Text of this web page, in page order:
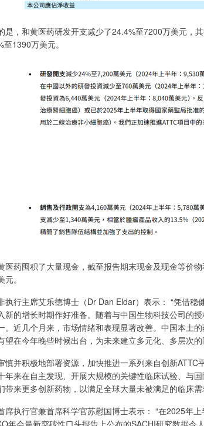
，和黄医药研发开支减少了24.4%至7200万美元，
1390万美元。
药囤积了大量现金，截至报告期末现金及现金等价
。
行主席艾乐德博士（Dr Dan Eldar）表示： “凭借稳
新的增长时期作好准备。随着与中国生物科技公司的
。近几个月来，市场情绪和表现显著改善。中国本土
望在今年晚些时候出台，为未来建立多元化、多层次的
并积极地部署资源，加快推进一系列来自创新ATTC
年来在自主发现、开展大规模的关键性临床试验、与
带来更多创新药物，以满足全球大量未被满足的临床需
执行官兼首席科学官苏慰国博士表示： “在2025年上
年会最新突破性口头报告上公布的SACHI研究数据